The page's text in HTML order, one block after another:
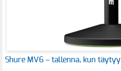
Shure MV6 – tallenna, kun täytyy